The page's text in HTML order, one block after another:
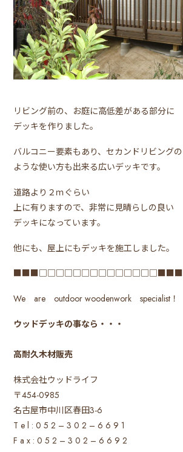
リビング前の、お庭に高低差がある部分に
デッキを作りました。
バルコニー要素もあり、セカンドリビングの
ような使い方も出来る広いデッキです。
道路より２ｍぐらい
上に有りますので、非常に見晴らしの良い
デッキになっています。
他にも、屋上にもデッキを施工しました。
■■■□□□□□□□□□□□□□□■■■
We are outdoor woodenwork specialist！
ウッドデッキの事なら・・・
高耐久木材販売
株式会社ウッドライフ
〒454-0985
名古屋市中川区春田3-6
T e l : 0 5 2 – 3 0 2 – 6 6 9 1
F a x : 0 5 2 – 3 0 2 – 6 6 9 2